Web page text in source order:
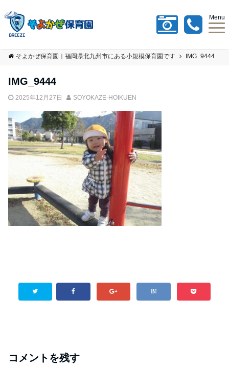
Menu
そよかぜ保育園｜福岡県北九州市にある小規模保育園です IMG_9444
IMG_9444
2025年12月27日 SOYOKAZE-HOIKUEN
コメントを残す